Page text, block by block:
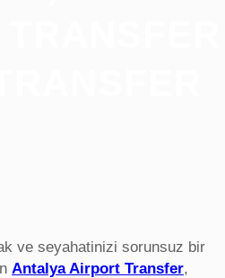
ve seyahatinizi sorunsuz bir
Antalya Airport Transfer,